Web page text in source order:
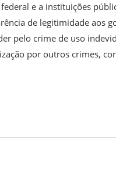
e a instituições
de legitimidade aos
pelo crime de uso
por outros crimes,